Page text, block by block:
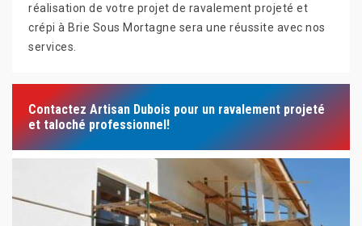
réalisation de votre projet de ravalement projeté et
crépi à Brie Sous Mortagne sera une réussite avec nos
services.
Contactez Artisan Dubois pour un ravalement projeté
et taloché professionnel!